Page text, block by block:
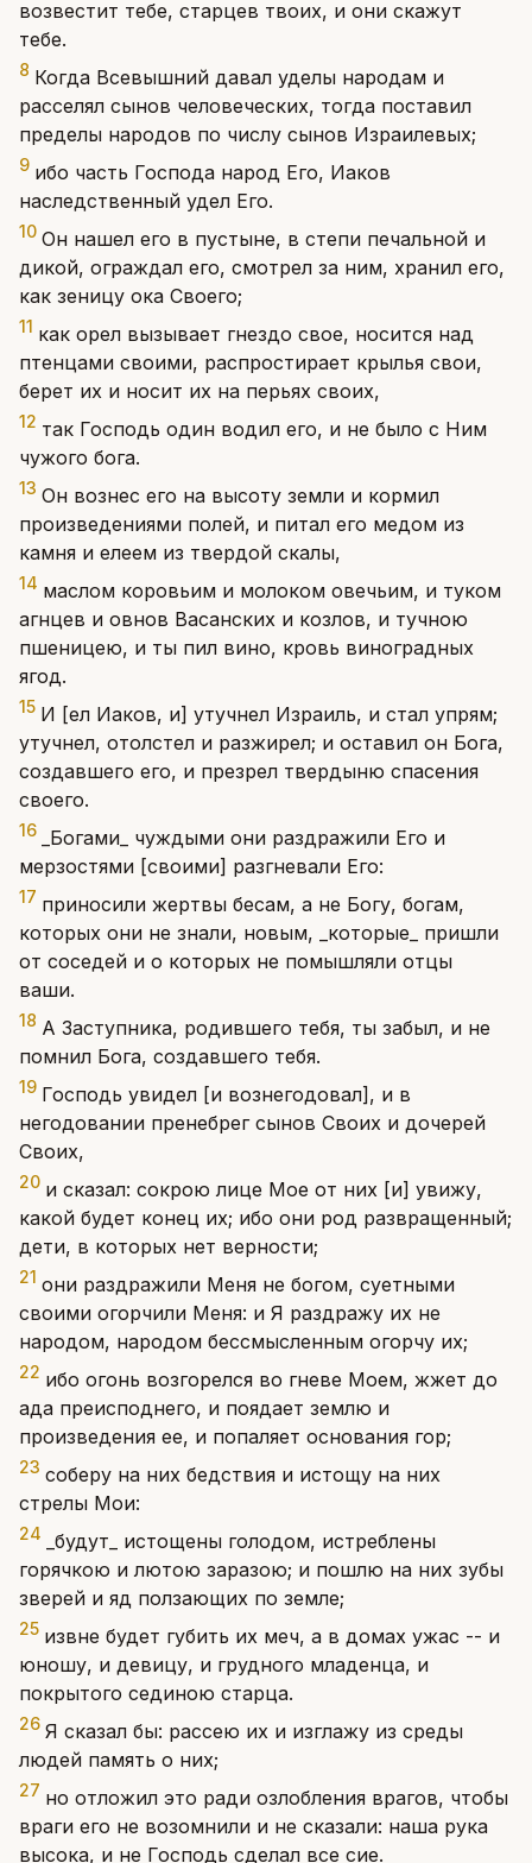
возвестит тебе, старцев твоих, и они скажут
тебе.
8 Когда Всевышний давал уделы народам и
расселял сынов человеческих, тогда поставил
пределы народов по числу сынов Израилевых;
9 ибо часть Господа народ Его, Иаков
наследственный удел Его.
10 Он нашел его в пустыне, в степи печальной и
дикой, ограждал его, смотрел за ним, хранил его,
как зеницу ока Своего;
11 как орел вызывает гнездо свое, носится над
птенцами своими, распростирает крылья свои,
берет их и носит их на перьях своих,
12 так Господь один водил его, и не было с Ним
чужого бога.
13 Он вознес его на высоту земли и кормил
произведениями полей, и питал его медом из
камня и елеем из твердой скалы,
14 маслом коровьим и молоком овечьим, и туком
агнцев и овнов Васанских и козлов, и тучною
пшеницею, и ты пил вино, кровь виноградных
ягод.
15 И [ел Иаков, и] утучнел Израиль, и стал упрям;
утучнел, отолстел и разжирел; и оставил он Бога,
создавшего его, и презрел твердыню спасения
своего.
16
_Богами_ чуждыми они раздражили Его и
мерзостями [своими] разгневали Его:
17 приносили жертвы бесам, а не Богу, богам,
которых они не знали, новым, _которые_ пришли
от соседей и о которых не помышляли отцы
ваши.
18 А Заступника, родившего тебя, ты забыл, и не
помнил Бога, создавшего тебя.
19 Господь увидел [и вознегодовал], и в
негодовании пренебрег сынов Своих и дочерей
Своих,
20 и сказал: сокрою лице Мое от них [и] увижу,
какой будет конец их; ибо они род развращенный;
дети, в которых нет верности;
21 они раздражили Меня не богом, суетными
своими огорчили Меня: и Я раздражу их не
народом, народом бессмысленным огорчу их;
22 ибо огонь возгорелся во гневе Моем, жжет до
ада преисподнего, и поядает землю и
произведения ее, и попаляет основания гор;
23 соберу на них бедствия и истощу на них
стрелы Мои:
24
_будут_ истощены голодом, истреблены
горячкою и лютою заразою; и пошлю на них зубы
зверей и яд ползающих по земле;
25 извне будет губить их меч, а в домах ужас -- и
юношу, и девицу, и грудного младенца, и
покрытого сединою старца.
26 Я сказал бы: рассею их и изглажу из среды
людей память о них;
27 но отложил это ради озлобления врагов, чтобы
враги его не возомнили и не сказали: наша рука
высока, и не Господь сделал все сие.